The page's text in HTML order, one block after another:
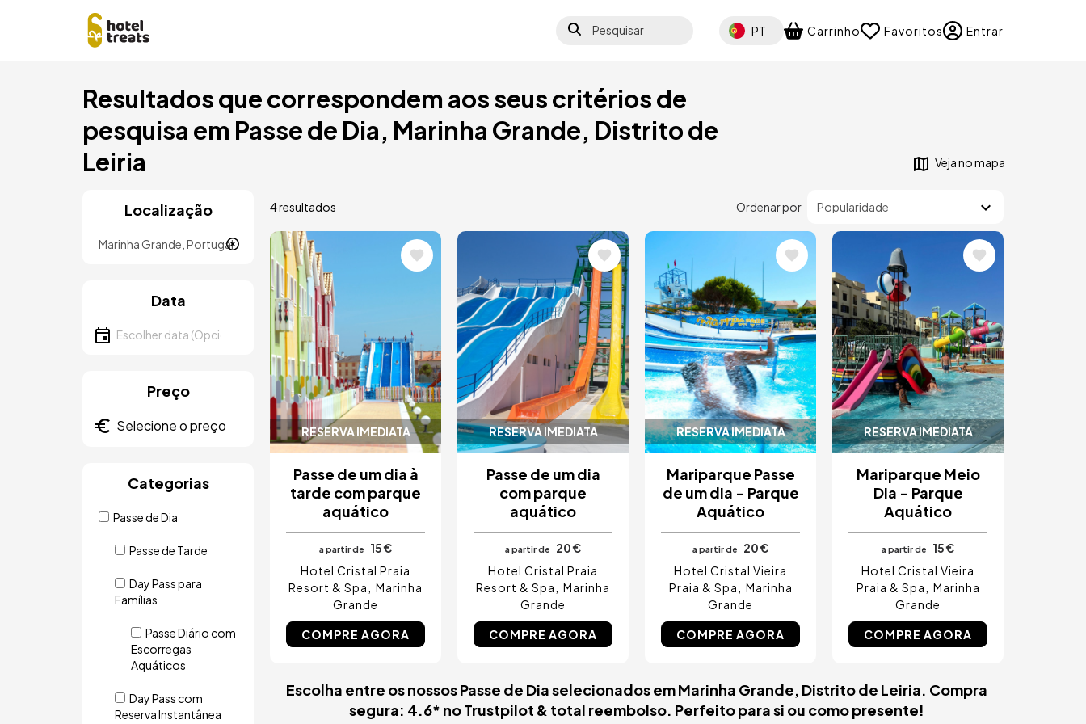
Pesquisar Select your language
PT Carrinho Favoritos Entrar
Resultados que correspondem aos seus critérios de
pesquisa em Passe de Dia, Marinha Grande, Distrito de
Leiria
Veja no mapa
Localização
Data
Escolher data
Preço
Categorias
Passe de Dia
Passe de Tarde
Day Pass para
Famílias
Passe Diário com
Escorregas
Aquáticos
Day Pass com
Reserva Instantânea
Ordenar por
4 resultados
RESERVA IMEDIATA
Imagem
Passe de um dia à
tarde com parque
aquático
a partir de
15 €
Hotel Cristal Praia
Resort & Spa
Marinha
Grande
COMPRE AGORA
RESERVA IMEDIATA
Passe de um dia
com parque
aquático
a partir de
20 €
Hotel Cristal Praia
Resort & Spa
Marinha
Grande
COMPRE AGORA
RESERVA IMEDIATA
Imagem
Mariparque Passe
de um dia - Parque
Aquático
a partir de
20 €
Hotel Cristal Vieira
Praia & Spa
Marinha
Grande
COMPRE AGORA
RESERVA IMEDIATA
Imagem
Mariparque Meio
Dia - Parque
Aquático
a partir de
15 €
Hotel Cristal Vieira
Praia & Spa
Marinha
Grande
COMPRE AGORA
Escolha entre os nossos Passe de Dia selecionados em Marinha Grande, Distrito de Leiria. Compra
segura: 4.6* no Trustpilot & total reembolso. Perfeito para si ou como presente!